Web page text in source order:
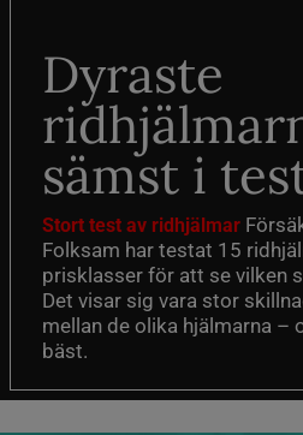
Dyraste
sämst i
Stort test av ridhjälmar
Folksam har testat 15
prisklasser för att se vilken
Det visar sig vara stor
mellan de olika hjälmarna –
bäst.